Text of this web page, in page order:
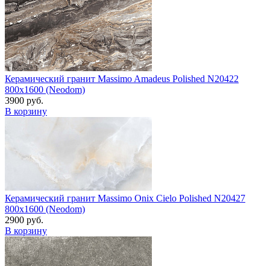
Керамический гранит Massimo Amadeus Polished N20422
800x1600 (Neodom)
3900 руб.
В корзину
Керамический гранит Massimo Onix Cielo Polished N20427
800x1600 (Neodom)
2900 руб.
В корзину